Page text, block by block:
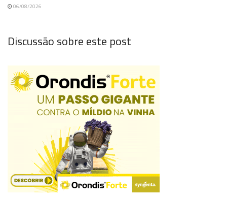
06/08/2026
Discussão sobre este post